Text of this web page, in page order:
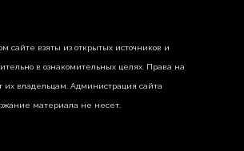
сайте взяты из открытых источников и
в ознакомительных целях. Права на
владельцам. Администрация сайта
материала не несет.